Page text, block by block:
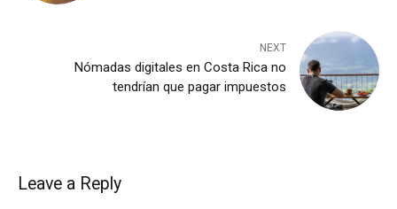
NEXT
Nómadas digitales en Costa Rica no
tendrían que pagar impuestos
Leave a Reply